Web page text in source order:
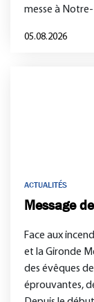
messe à
05.08.2026
ACTUALITÉS
Message
Face aux
et la Gironde
des évêques
éprouvantes,